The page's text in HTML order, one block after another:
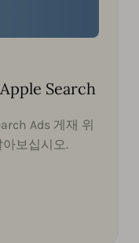
Search
Ads 게재 위
보십시오.